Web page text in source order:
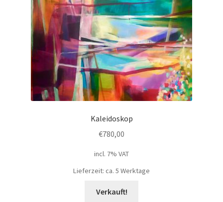
Kaleidoskop
€780,00
incl. 7% VAT
Lieferzeit: ca. 5 Werktage
Verkauft!